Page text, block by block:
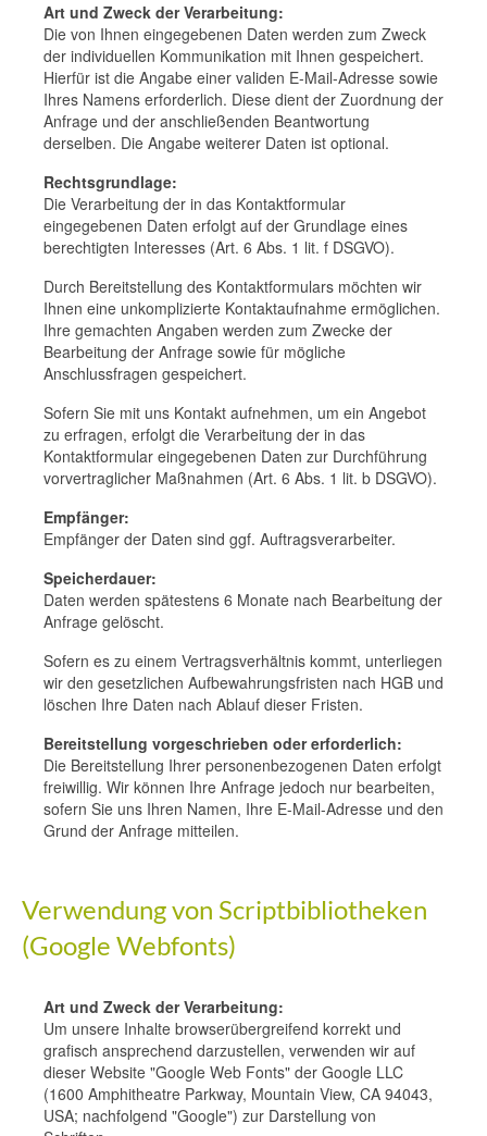
Art und Zweck der Verarbeitung:
Die von Ihnen eingegebenen Daten werden zum Zweck
der individuellen Kommunikation mit Ihnen gespeichert.
Hierfür ist die Angabe einer validen E-Mail-Adresse sowie
Ihres Namens erforderlich. Diese dient der Zuordnung der
Anfrage und der anschließenden Beantwortung
derselben. Die Angabe weiterer Daten ist optional.
Rechtsgrundlage:
Die Verarbeitung der in das Kontaktformular
eingegebenen Daten erfolgt auf der Grundlage eines
berechtigten Interesses (Art. 6 Abs. 1 lit. f DSGVO).
Durch Bereitstellung des Kontaktformulars möchten wir
Ihnen eine unkomplizierte Kontaktaufnahme ermöglichen.
Ihre gemachten Angaben werden zum Zwecke der
Bearbeitung der Anfrage sowie für mögliche
Anschlussfragen gespeichert.
Sofern Sie mit uns Kontakt aufnehmen, um ein Angebot
zu erfragen, erfolgt die Verarbeitung der in das
Kontaktformular eingegebenen Daten zur Durchführung
vorvertraglicher Maßnahmen (Art. 6 Abs. 1 lit. b DSGVO).
Empfänger:
Empfänger der Daten sind ggf. Auftragsverarbeiter.
Speicherdauer:
Daten werden spätestens 6 Monate nach Bearbeitung der
Anfrage gelöscht.
Sofern es zu einem Vertragsverhältnis kommt, unterliegen
wir den gesetzlichen Aufbewahrungsfristen nach HGB und
löschen Ihre Daten nach Ablauf dieser Fristen.
Bereitstellung vorgeschrieben oder erforderlich:
Die Bereitstellung Ihrer personenbezogenen Daten erfolgt
freiwillig. Wir können Ihre Anfrage jedoch nur bearbeiten,
sofern Sie uns Ihren Namen, Ihre E-Mail-Adresse und den
Grund der Anfrage mitteilen.
Verwendung von Scriptbibliotheken
(Google Webfonts)
Art und Zweck der Verarbeitung:
Um unsere Inhalte browserübergreifend korrekt und
grafisch ansprechend darzustellen, verwenden wir auf
dieser Website "Google Web Fonts" der Google LLC
(1600 Amphitheatre Parkway, Mountain View, CA 94043,
USA; nachfolgend "Google") zur Darstellung von